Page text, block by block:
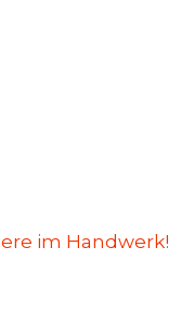
im Handwerk!